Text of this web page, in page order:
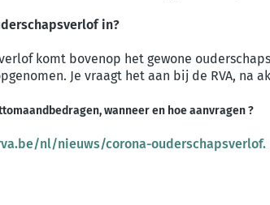
in?
komt bovenop het gewone
Je vraagt het aan bij de RVA, na
wanneer en hoe aanvragen ?
nl/nieuws/corona-ouderschapsverlof.